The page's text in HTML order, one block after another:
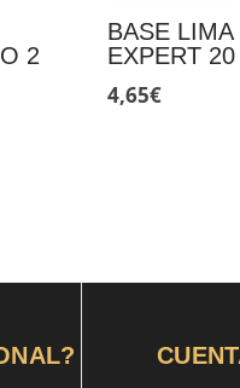
2
BASE LIMA
EXPERT 20
4,65€